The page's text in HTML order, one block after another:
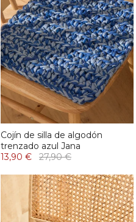
Cojín de silla de algodón
trenzado azul Jana
13,90 €
27,90 €